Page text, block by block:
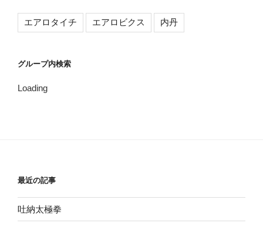
エアロタイチ エアロビクス 内丹
グループ内検索
Loading
最近の記事
吐納太極拳